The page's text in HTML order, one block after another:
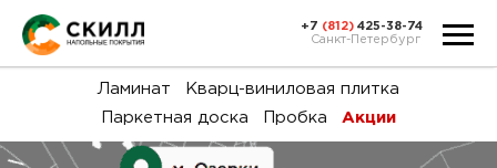
+7 (812) 425-38-74
Санкт-Петербург
Ламинат
Кварц-виниловая плитка
Паркетная доска
Пробка Акции